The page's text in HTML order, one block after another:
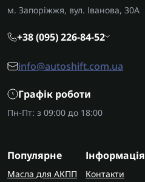
м. Запоріжжя, вул. Іванова, 30А
+38 (095) 226-84-52
info@autoshift.com.ua
Графік роботи
Пн-Пт: з 09:00 до 18:00
Популярне
Масла для АКПП
Інформація
Контакти